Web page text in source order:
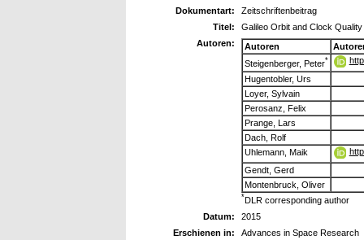
Dokumentart:
Zeitschriftenbeitrag
Titel:
Galileo Orbit and Clock
Autoren:
Autoren
Steigenberger, Peter*
Hugentobler, Urs
Loyer, Sylvain
Perosanz, Felix
Prange, Lars
Dach, Rolf
Uhlemann, Maik
Gendt, Gerd
Montenbruck, Oliver
*DLR corresponding author
Datum:
2015
Erschienen in:
Advances in Space Research